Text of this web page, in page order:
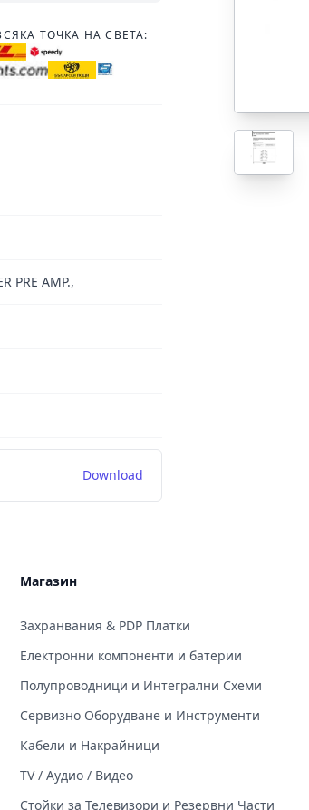
ТОЧКА НА СВЕТА:
PRE AMP.,
Download
Магазин
Захранвания & PDP Платки
Електронни компоненти и батерии
Полупроводници и Интегрални Схеми
Сервизно Оборудване и Инструменти
Кабели и Накрайници
TV / Аудио / Видео
Стойки за Телевизори и Резервни Части